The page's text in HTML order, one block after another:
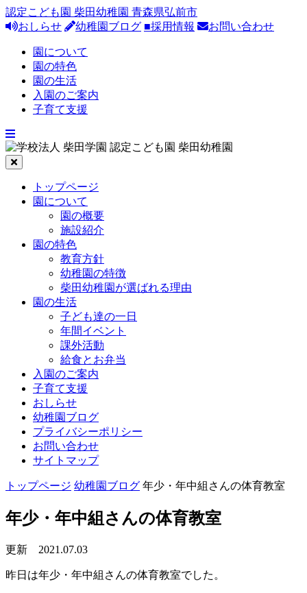
認定こども園 柴田幼稚園 青森県弘前市
おしらせ
幼稚園ブログ ■採用情報 お問い合わせ
園について
園の特色
園の生活
入園のご案内
子育て支援
トップページ
園について
園の概要
施設紹介
園の特色
教育方針
幼稚園の特徴
柴田幼稚園が選ばれる理由
園の生活
子ども達の一日
年間イベント
課外活動
給食とお弁当
入園のご案内
子育て支援
おしらせ
幼稚園ブログ
プライバシーポリシー
お問い合わせ
サイトマップ
トップページ 幼稚園ブログ 年少・年中組さんの体育教室
年少・年中組さんの体育教室
更新 2021.07.03
昨日は年少・年中組さんの体育教室でした。